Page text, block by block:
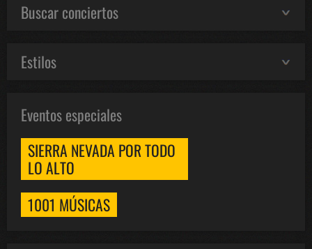
Buscar conciertos
Estilos
Eventos especiales
SIERRA NEVADA POR TODO
LO ALTO
1001 MÚSICAS